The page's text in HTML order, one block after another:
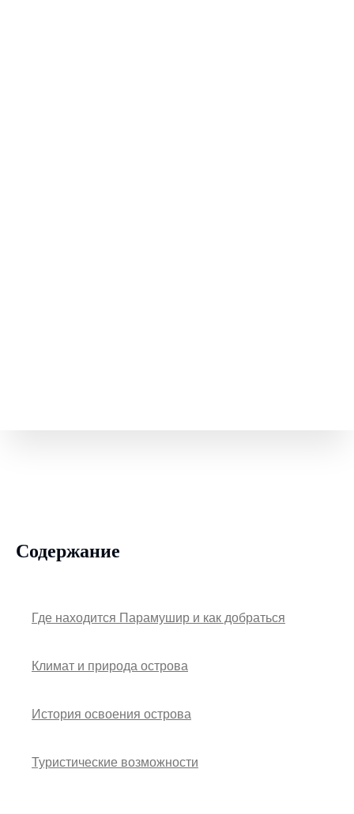
Содержание
Где находится Парамушир и как добраться
Климат и природа острова
История освоения острова
Туристические возможности